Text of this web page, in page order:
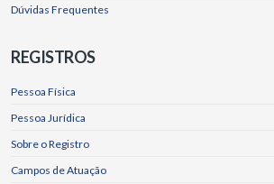
Dúvidas Frequentes
REGISTROS
Pessoa Física
Pessoa Jurídica
Sobre o Registro
Campos de Atuação